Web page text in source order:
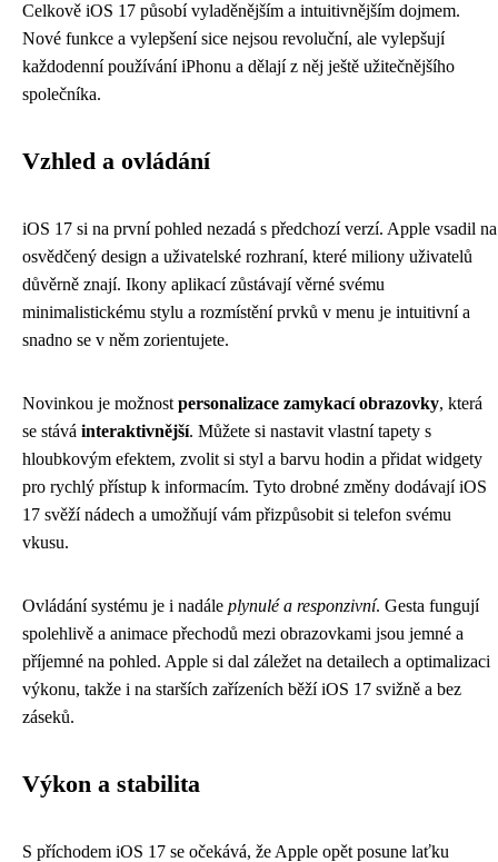
Celkově iOS 17 působí vyladěnějším a intuitivnějším dojmem.
Nové funkce a vylepšení sice nejsou revoluční, ale vylepšují
každodenní používání iPhonu a dělají z něj ještě užitečnějšího
společníka.
Vzhled a ovládání
iOS 17 si na první pohled nezadá s předchozí verzí. Apple vsadil na
osvědčený design a uživatelské rozhraní, které miliony uživatelů
důvěrně znají. Ikony aplikací zůstávají věrné svému
minimalistickému stylu a rozmístění prvků v menu je intuitivní a
snadno se v něm zorientujete.
Novinkou je možnost personalizace zamykací obrazovky, která
se stává interaktivnější. Můžete si nastavit vlastní tapety s
hloubkovým efektem, zvolit si styl a barvu hodin a přidat widgety
pro rychlý přístup k informacím. Tyto drobné změny dodávají iOS
17 svěží nádech a umožňují vám přizpůsobit si telefon svému
vkusu.
Ovládání systému je i nadále plynulé a responzivní. Gesta fungují
spolehlivě a animace přechodů mezi obrazovkami jsou jemné a
příjemné na pohled. Apple si dal záležet na detailech a optimalizaci
výkonu, takže i na starších zařízeních běží iOS 17 svižně a bez
záseků.
Výkon a stabilita
S příchodem iOS 17 se očekává, že Apple opět posune laťku